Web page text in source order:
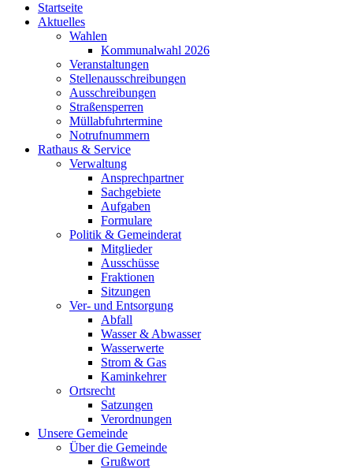
Startseite
Aktuelles
Wahlen
Kommunalwahl 2026
Veranstaltungen
Stellenausschreibungen
Ausschreibungen
Straßensperren
Müllabfuhrtermine
Notrufnummern
Rathaus & Service
Verwaltung
Ansprechpartner
Sachgebiete
Aufgaben
Formulare
Politik & Gemeinderat
Mitglieder
Ausschüsse
Fraktionen
Sitzungen
Ver- und Entsorgung
Abfall
Wasser & Abwasser
Wasserwerte
Strom & Gas
Kaminkehrer
Ortsrecht
Satzungen
Verordnungen
Unsere Gemeinde
Über die Gemeinde
Grußwort